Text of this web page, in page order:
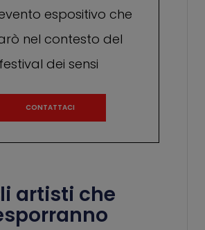
espositivo che
nel contesto del
festival dei sensi
CONTATTACI
artisti che